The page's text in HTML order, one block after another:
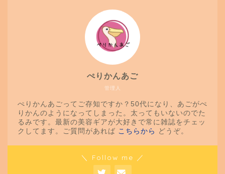
管理人
ぺりかんあご
ぺりかんあごってご存知ですか？50代になり、あごがぺ
りかんのようになってしまった。太ってもいないのでた
るみです。最新の美容ギアが大好きで常に雑誌をチェッ
クしてます。ご質問があれば こちらから どうぞ。
＼ Follow me ／